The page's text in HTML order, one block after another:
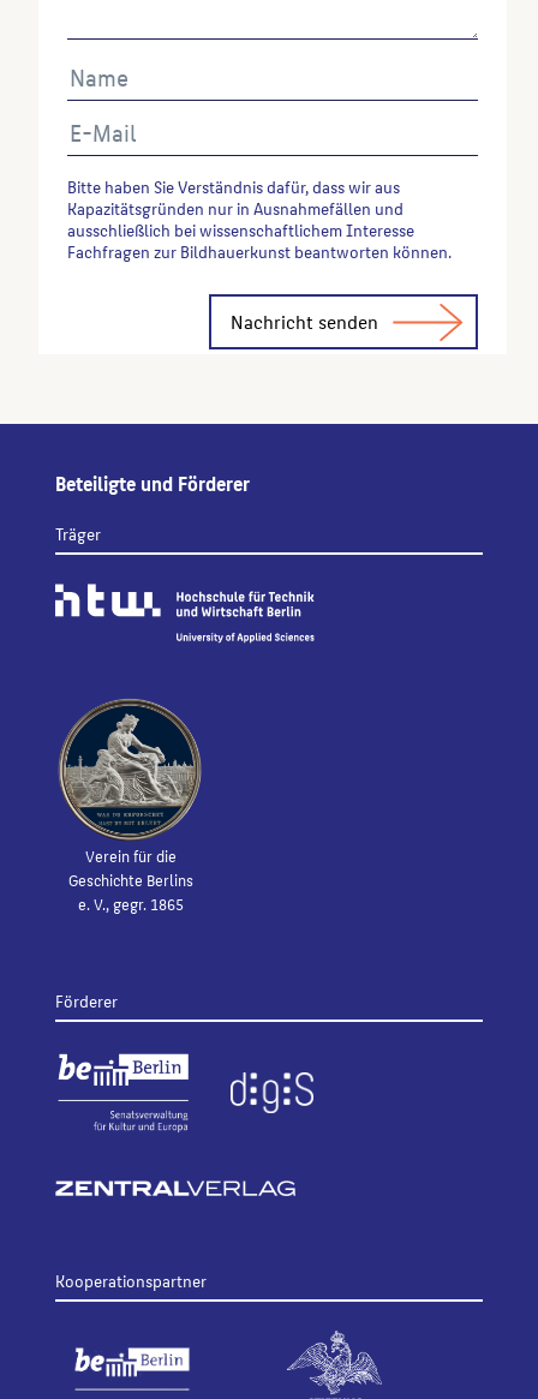
Bitte haben Sie Verständnis dafür, dass wir aus
Kapazitätsgründen nur in Ausnahmefällen und
ausschließlich bei wissenschaftlichem Interesse
Fachfragen zur Bildhauerkunst beantworten können.
Beteiligte und Förderer
Träger
Verein für die
Geschichte Berlins
e. V., gegr. 1865
Förderer
Kooperationspartner